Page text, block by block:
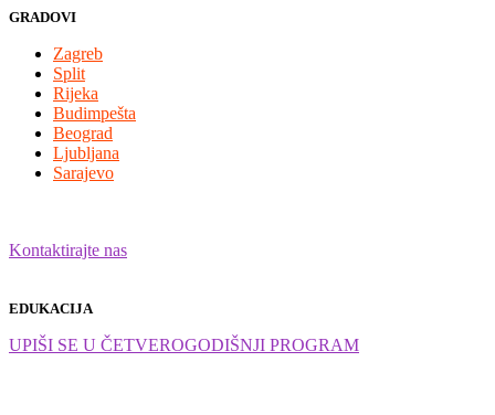
GRADOVI
Zagreb
Split
Rijeka
Budimpešta
Beograd
Ljubljana
Sarajevo
Kontaktirajte nas
EDUKACIJA
UPIŠI SE U ČETVEROGODIŠNJI PROGRAM